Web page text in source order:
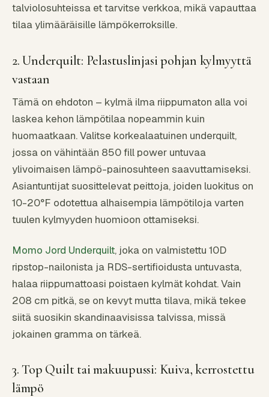
talviolosuhteissa et tarvitse verkkoa, mikä vapauttaa
tilaa ylimääräisille lämpökerroksille.
2. Underquilt: Pelastuslinjasi pohjan kylmyyttä
vastaan
Tämä on ehdoton – kylmä ilma riippumaton alla voi
laskea kehon lämpötilaa nopeammin kuin
huomaatkaan. Valitse korkealaatuinen underquilt,
jossa on vähintään 850 fill power untuvaa
ylivoimaisen lämpö-painosuhteen saavuttamiseksi.
Asiantuntijat suosittelevat peittoja, joiden luokitus on
10-20°F odotettua alhaisempia lämpötiloja varten
tuulen kylmyyden huomioon ottamiseksi.
Momo Jord Underquilt, joka on valmistettu 10D
ripstop-nailonista ja RDS-sertifioidusta untuvasta,
halaa riippumattoasi poistaen kylmät kohdat. Vain
208 cm pitkä, se on kevyt mutta tilava, mikä tekee
siitä suosikin skandinaavisissa talvissa, missä
jokainen gramma on tärkeä.
3. Top Quilt tai makuupussi: Kuiva, kerrostettu
lämpö